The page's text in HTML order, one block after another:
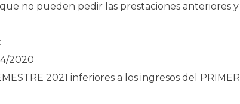
no pueden pedir las prestaciones anteriores y
2020
2021 inferiores a los ingresos del PRIMER